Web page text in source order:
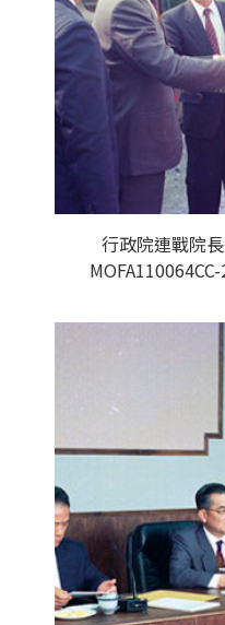
行政院連戰院